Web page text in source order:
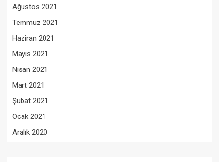
Ağustos 2021
Temmuz 2021
Haziran 2021
Mayıs 2021
Nisan 2021
Mart 2021
Şubat 2021
Ocak 2021
Aralık 2020